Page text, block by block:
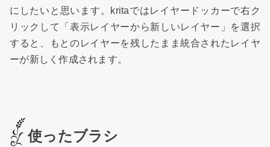
にしたいと思います。kritaではレイヤードッカーで右ク
リックして「表示レイヤーから新しいレイヤー」を選択
すると、もとのレイヤーを残したまま統合されたレイヤ
ーが新しく作成されます。
使ったブラシ